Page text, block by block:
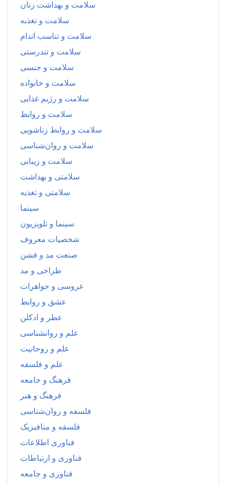
سلامت و بهداشت زنان
سلامت و تغذیه
سلامت و تناسب اندام
سلامت و تندرستی
سلامت و جنسی
سلامت و خانواده
سلامت و رژیم غذایی
سلامت و روابط
سلامت و روابط زناشویی
سلامت و روان‌شناسی
سلامت و زیبایی
سلامتی و بهداشت
سلامتی و تغذیه
سینما
سینما و تلویزیون
شخصیات معروف
صنعت مد و فشن
طراحی و مد
عروسی و جواهرات
عشق و روابط
عطر و ادکلن
علم و روانشناسی
علم و روحانیت
علم و فلسفه
فرهنگ و جامعه
فرهنگ و هنر
فلسفه و روان‌شناسی
فلسفه و متافیزیک
فناوری اطلاعات
فناوری و ارتباطات
فناوری و جامعه